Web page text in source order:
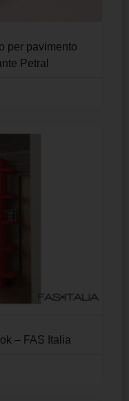
per pavimento
Petral
– FAS Italia